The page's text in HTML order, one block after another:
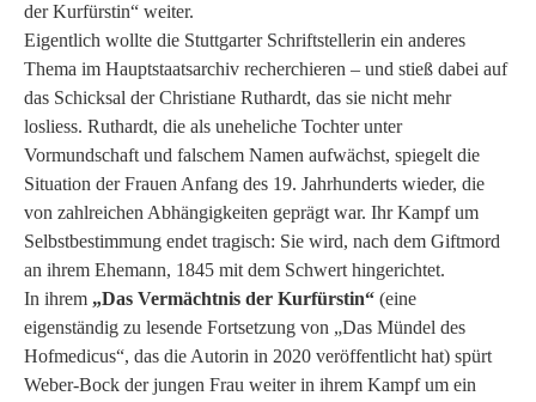
der Kurfürstin“ weiter.
Eigentlich wollte die Stuttgarter Schriftstellerin ein anderes
Thema im Hauptstaatsarchiv recherchieren – und stieß dabei auf
das Schicksal der Christiane Ruthardt, das sie nicht mehr
losliess. Ruthardt, die als uneheliche Tochter unter
Vormundschaft und falschem Namen aufwächst, spiegelt die
Situation der Frauen Anfang des 19. Jahrhunderts wieder, die
von zahlreichen Abhängigkeiten geprägt war. Ihr Kampf um
Selbstbestimmung endet tragisch: Sie wird, nach dem Giftmord
an ihrem Ehemann, 1845 mit dem Schwert hingerichtet.
In ihrem „Das Vermächtnis der Kurfürstin“ (eine
eigenständig zu lesende Fortsetzung von „Das Mündel des
Hofmedicus“, das die Autorin in 2020 veröffentlicht hat) spürt
Weber-Bock der jungen Frau weiter in ihrem Kampf um ein